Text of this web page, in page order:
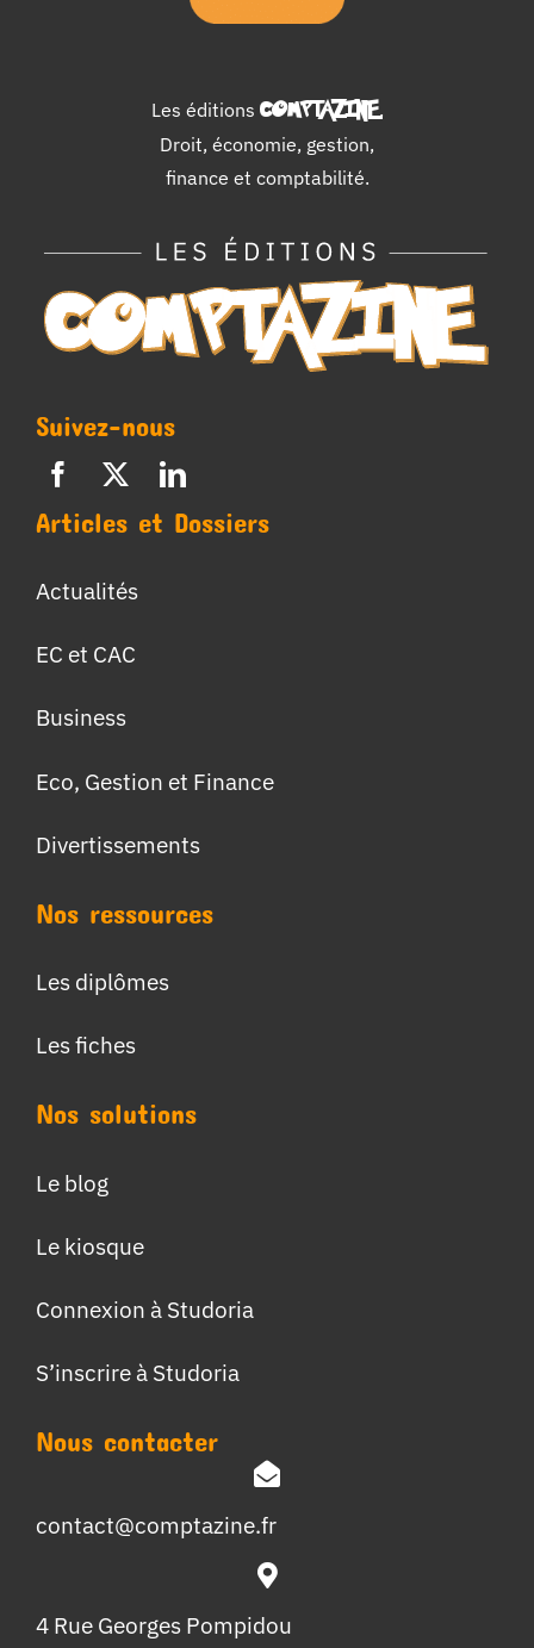
Les éditions COMPTAZINE.
Droit, économie, gestion,
finance et comptabilité.
Suivez-nous
Articles et Dossiers
Actualités
EC et CAC
Business
Eco, Gestion et Finance
Divertissements
Nos ressources
Les diplômes
Les fiches
Nos solutions
Le blog
Le kiosque
Connexion à Studoria
S’inscrire à Studoria
Nous contacter
contact@comptazine.fr
4 Rue Georges Pompidou